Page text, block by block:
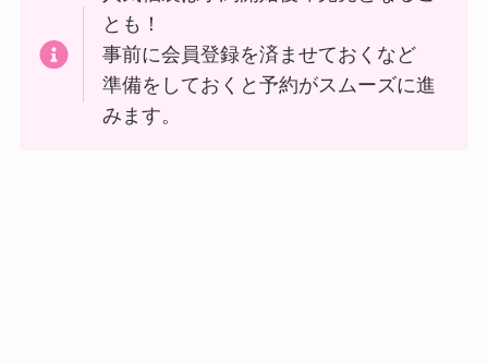
とも！
事前に会員登録を済ませておくなど
準備をしておくと予約がスムーズに進
みます。